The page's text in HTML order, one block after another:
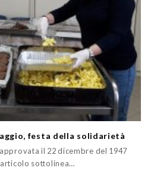
festa della solidarietà
il 22 dicembre del 1947
sottolinea…